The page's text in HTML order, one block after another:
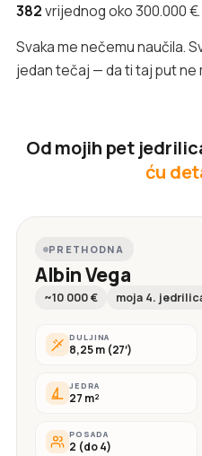
382vrijednog oko 300.000 €.
Svaka me nečemu naučila.
jedan tečaj — da ti taj put ne
Od mojih pet
ću
PRETHODNA
Albin Vega
~10 000 € moja 4.
DULJINA
8,25 m (27′)
JEDRA
27 m²
POSADA
2 (do 4)